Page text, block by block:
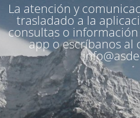
La atención y
trasladado a la
consultas o información
app o escríbanos